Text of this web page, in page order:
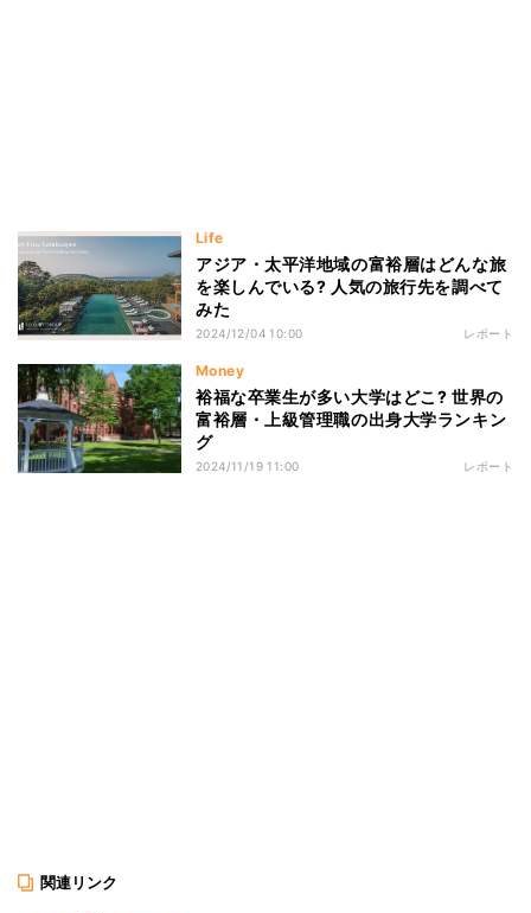
Life
アジア・太平洋地域の富裕層はどんな旅
を楽しんでいる? 人気の旅行先を調べて
みた
2024/12/04 10:00 レポート
Money
裕福な卒業生が多い大学はどこ? 世界の
富裕層・上級管理職の出身大学ランキン
グ
2024/11/19 11:00 レポート
関連リンク